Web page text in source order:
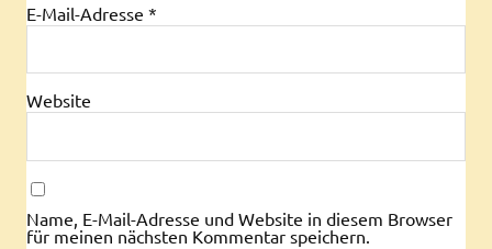
E-Mail-Adresse *
Website
Name, E-Mail-Adresse und Website in diesem Browser
für meinen nächsten Kommentar speichern.